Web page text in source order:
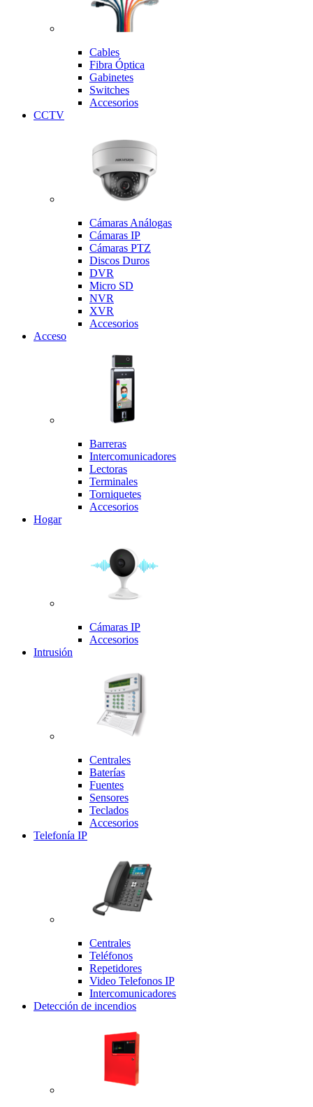
Cables
Fibra Óptica
Gabinetes
Switches
Accesorios
CCTV
Cámaras Análogas
Cámaras IP
Cámaras PTZ
Discos Duros
DVR
Micro SD
NVR
XVR
Accesorios
Acceso
Barreras
Intercomunicadores
Lectoras
Terminales
Torniquetes
Accesorios
Hogar
Cámaras IP
Accesorios
Intrusión
Centrales
Baterías
Fuentes
Sensores
Teclados
Accesorios
Telefonía IP
Centrales
Teléfonos
Repetidores
Video Telefonos IP
Intercomunicadores
Detección de incendios